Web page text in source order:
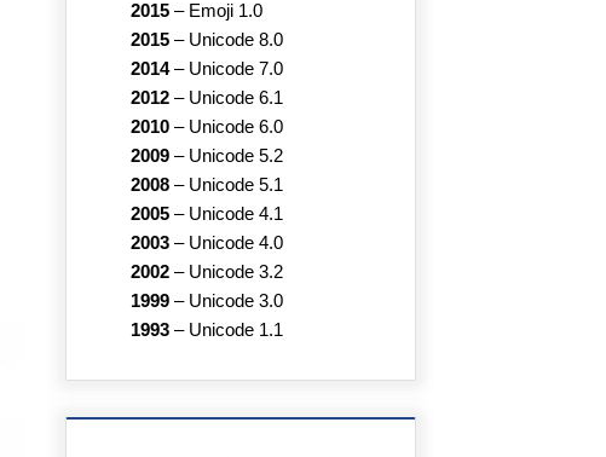
2015 – Emoji 1.0
2015 – Unicode 8.0
2014– Unicode 7.0
2012 – Unicode 6.1
2010 – Unicode 6.0
2009 – Unicode 5.2
2008 – Unicode 5.1
2005 – Unicode 4.1
2003 – Unicode 4.0
2002 – Unicode 3.2
1999 – Unicode 3.0
1993 – Unicode 1.1